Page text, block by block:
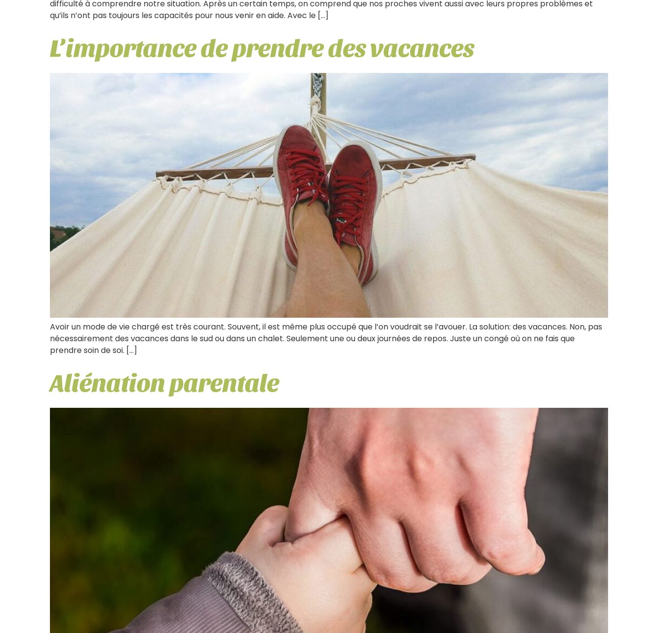
difficulté à comprendre notre situation. Après un certain temps, on comprend que nos proches vivent aussi avec leurs propres problèmes et
qu’ils n’ont pas toujours les capacités pour nous venir en aide. Avec le […]
L’importance de prendre des vacances
Avoir un mode de vie chargé est très courant. Souvent, il est même plus occupé que l’on voudrait se l’avouer. La solution: des vacances. Non, pas
nécessairement des vacances dans le sud ou dans un chalet. Seulement une ou deux journées de repos. Juste un congé où on ne fais que
prendre soin de soi. […]
Aliénation parentale